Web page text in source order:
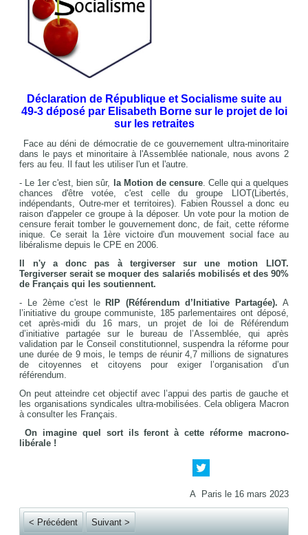
Déclaration de République et Socialisme suite au
49-3 déposé par Elisabeth Borne sur le projet de loi
sur les retraites
Face au déni de démocratie de ce gouvernement ultra-minoritaire
dans le pays et minoritaire à l'Assemblée nationale, nous avons 2
fers au feu. Il faut les utiliser l'un et l'autre.
- Le 1er c'est, bien sûr, la Motion de censure. Celle qui a quelques
chances d'être votée, c'est celle du groupe LIOT(Libertés,
indépendants, Outre-mer et territoires). Fabien Roussel a donc eu
raison d'appeler ce groupe à la déposer. Un vote pour la motion de
censure ferait tomber le gouvernement donc, de fait, cette réforme
inique. Ce serait la 1ère victoire d'un mouvement social face au
libéralisme depuis le CPE en 2006.
Il n'y a donc pas à tergiverser sur une motion LIOT.
Tergiverser serait se moquer des salariés mobilisés et des 90%
de Français qui les soutiennent.
- Le 2ème c'est leRIP (Référendum d’Initiative Partagée). A
l’initiative du groupe communiste, 185 parlementaires ont déposé,
cet après-midi du 16 mars, un projet de loi de Référendum
d’initiative partagée sur le bureau de l’Assemblée, qui après
validation par le Conseil constitutionnel, suspendra la réforme pour
une durée de 9 mois, le temps de réunir 4,7 millions de signatures
de citoyennes et citoyens pour exiger l’organisation d’un
référendum.
On peut atteindre cet objectif avec l’appui des partis de gauche et
les organisations syndicales ultra-mobilisées. Cela obligera Macron
à consulter les Français.
On imagine quel sort ils feront à cette réforme macrono-
libérale !
A Paris le 16 mars 2023
< Précédent Suivant >